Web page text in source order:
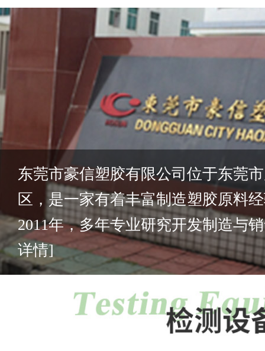
东莞市豪信塑胶有限公司位于东莞
区，是一家有着丰富制造塑胶原料
2011年，多年专业研究开发制造与
详情]